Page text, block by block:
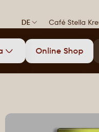
DE Café Stella
Online Shop